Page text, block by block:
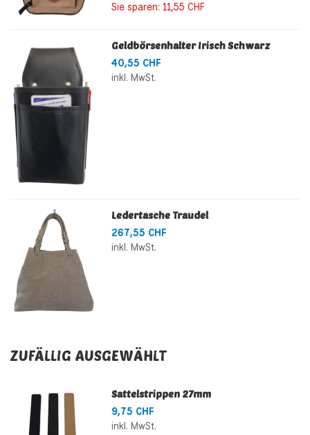
Sie sparen: 11,55 CHF
Geldbörsenhalter Irisch Schwarz
40,55 CHF
inkl. MwSt.
Ledertasche Traudel
267,55 CHF
inkl. MwSt.
ZUFÄLLIG AUSGEWÄHLT
Sattelstrippen 27mm
9,75 CHF
inkl. MwSt.